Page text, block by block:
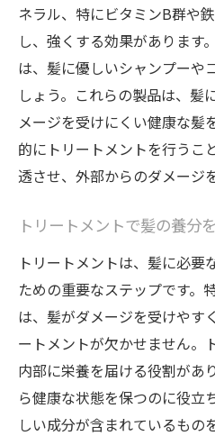
養分たっぷりの
トリートメントで
髪の内部から色
ヘアケアで色鮮や
髪を守るトリート
髪に栄養を与えて美
ヘアカラー映えす
髪に必要な栄養
トリートメント
髪の健康維持で
美しい色を保つ
ヘアカラーを守る効
髪の養分補給で色
ネラル、特にビタミンB群や
し、強くする効果があります
は、髪に優しいシャンプーや
しょう。これらの製品は、髪
メージを受けにくい健康な髪
的にトリートメントを行うこ
透させ、外部からのダメージ
トリートメントで髪の養分
トリートメントは、髪に必要
ための重要なステップです。
は、髪がダメージを受けやす
ートメントが欠かせません。
内部に栄養を届ける役割があ
ら健康な状態を保つのに役立
しい成分が含まれているもの